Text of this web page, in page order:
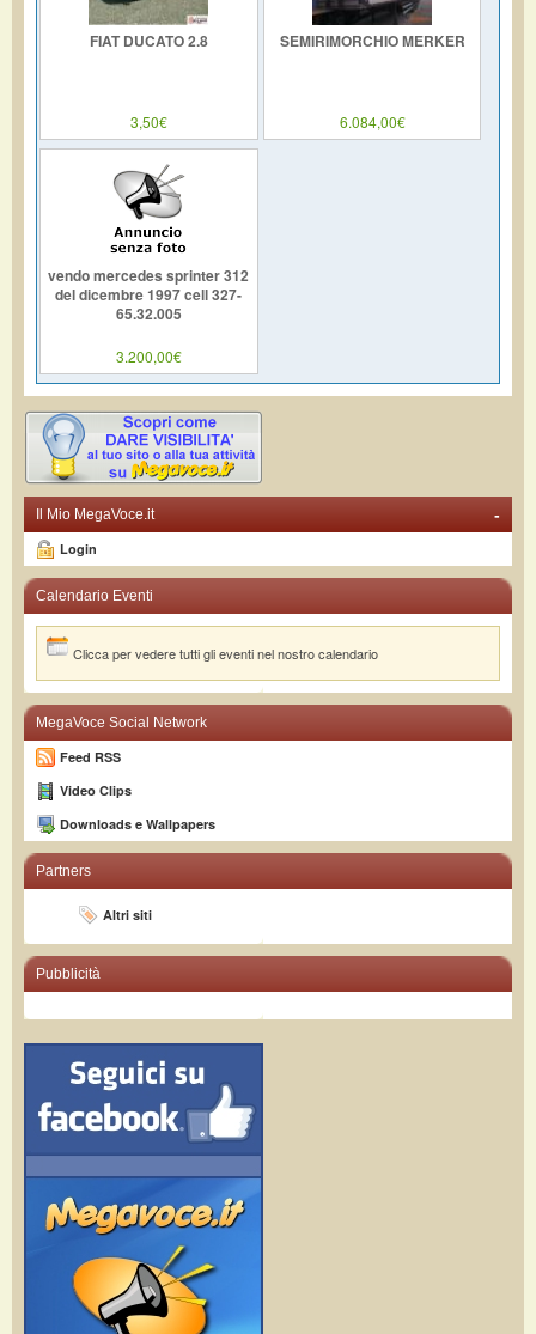
FIAT DUCATO 2.8
3,50€
SEMIRIMORCHIO MERKER
6.084,00€
vendo mercedes sprinter 312
del dicembre 1997 cell 327-
65.32.005
3.200,00€
-
Il Mio MegaVoce.it
Login
Calendario Eventi
Clicca per vedere tutti gli eventi nel nostro calendario
MegaVoce Social Network
Feed RSS
Video Clips
Downloads e Wallpapers
Partners
Altri siti
Pubblicità